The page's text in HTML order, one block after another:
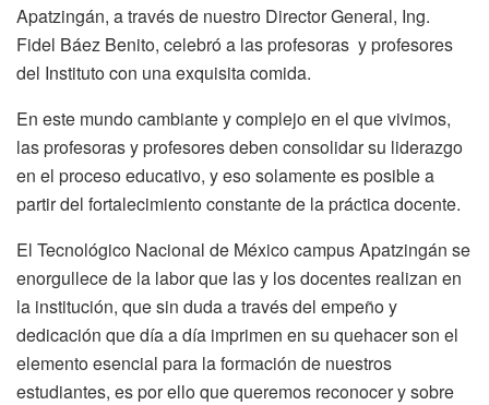
Apatzingán, a través de nuestro Director General, Ing.
Fidel Báez Benito, celebró a las profesoras y profesores
del Instituto con una exquisita comida.
En este mundo cambiante y complejo en el que vivimos,
las profesoras y profesores deben consolidar su liderazgo
en el proceso educativo, y eso solamente es posible a
partir del fortalecimiento constante de la práctica docente.
El Tecnológico Nacional de México campus Apatzingán se
enorgullece de la labor que las y los docentes realizan en
la institución, que sin duda a través del empeño y
dedicación que día a día imprimen en su quehacer son el
elemento esencial para la formación de nuestros
estudiantes, es por ello que queremos reconocer y sobre